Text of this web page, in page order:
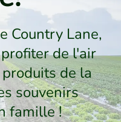
Country Lane,
de l'air
de la
souvenirs
famille !